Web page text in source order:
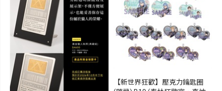
【新世界狂歡】壓克力鑰匙圈